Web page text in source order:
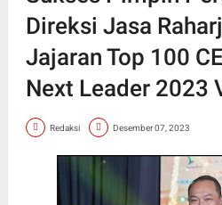
Direksi Jasa
Jajaran Top 100
Next Leader 2023
Redaksi Desember 07, 2023